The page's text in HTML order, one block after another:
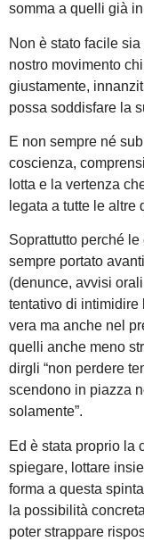
somma a quelli già
Non è stato facile
nostro movimento
giustamente,
possa soddisfare la
E non sempre né
coscienza,
lotta e la vertenza
legata a tutte le altre
Soprattutto perché
sempre portato
(denunce, avvisi
tentativo di intimidire
vera ma anche nel
quelli anche meno
dirgli “non perdere
scendono in piazza
solamente”.
Ed è stata proprio la
spiegare, lottare
forma a questa
la possibilità
poter strappare